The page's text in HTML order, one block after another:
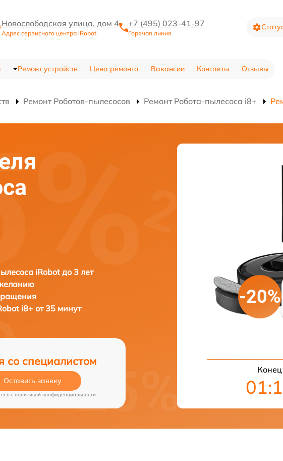
Новослободская улица, дом 4
Адрес сервисного центра iRobot
+7 (495) 023-41-97
Горячая линия
Ремонт устройств Цена ремонта Вакансии Контакты Отзывы
Ремонт Роботов-пылесосов Ремонт Робота-пылесоса i8+
iRobot до 3 лет
i8+ от 35 минут
со специалистом
Оставить заявку
c политикой конфиденциальности
-20%